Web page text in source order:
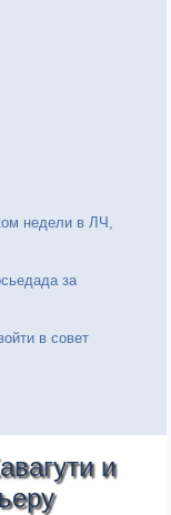
недели в ЛЧ,
за
в совет
и